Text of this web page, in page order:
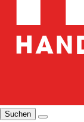
Suchen